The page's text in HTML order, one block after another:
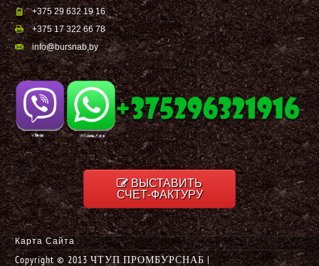
+375 29 632 19 16
+375 17 322 66 78
info@bursnab,by
ВЫСТАВИТЬ
СЧЕТ-ФАКТУРУ
Карта Сайта
Copyright © 2013 ЧТУП ПРОМБУРСНАБ |